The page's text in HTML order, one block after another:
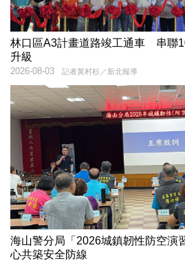
林口區A3計畫道路竣工通車 串聯
升級
記者黃村杉／新北報導
2026-08-03
海山警分局「2026城鎮韌性防空
心共築安全防線